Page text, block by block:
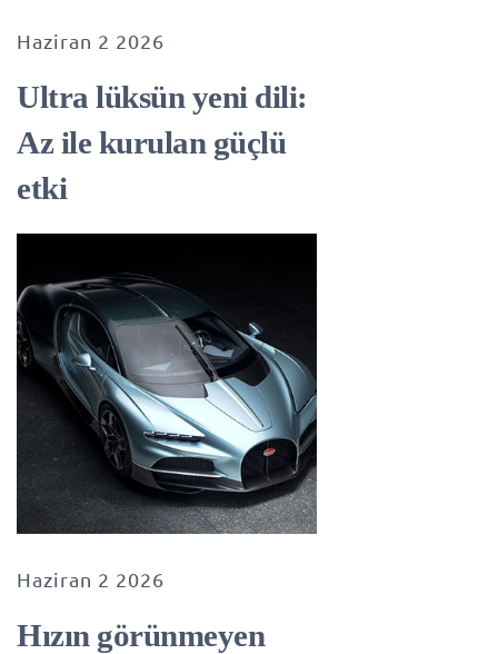
Haziran 2 2026
Ultra lüksün yeni dili:
Az ile kurulan güçlü
etki
Haziran 2 2026
Hızın görünmeyen